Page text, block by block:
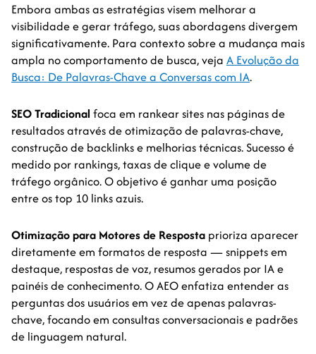
Embora ambas as estratégias visem melhorar a
visibilidade e gerar tráfego, suas abordagens divergem
significativamente. Para contexto sobre a mudança mais
ampla no comportamento de busca, veja A Evolução da
Busca: De Palavras-Chave a Conversas com IA.
SEO Tradicional foca em rankear sites nas páginas de
resultados através de otimização de palavras-chave,
construção de backlinks e melhorias técnicas. Sucesso é
medido por rankings, taxas de clique e volume de
tráfego orgânico. O objetivo é ganhar uma posição
entre os top 10 links azuis.
Otimização para Motores de Resposta prioriza aparecer
diretamente em formatos de resposta — snippets em
destaque, respostas de voz, resumos gerados por IA e
painéis de conhecimento. O AEO enfatiza entender as
perguntas dos usuários em vez de apenas palavras-
chave, focando em consultas conversacionais e padrões
de linguagem natural.